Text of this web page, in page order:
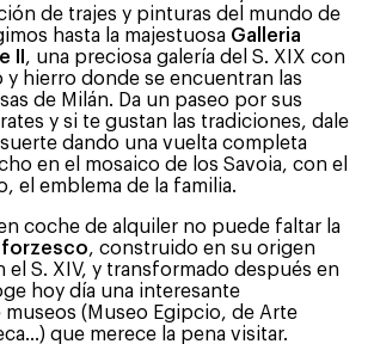
de trajes y pinturas del mundo de
hasta la majestuosa Galleria
II , una preciosa galería del S. XIX con
y hierro donde se encuentran las
de Milán. Da un paseo por sus
y si te gustan las tradiciones, dale
suerte dando una vuelta completa
en el mosaico de los Savoia, con el
el emblema de la familia.
coche de alquiler no puede faltar la
, construido en su origen
el S. XIV, y transformado después en
hoy día una interesante
(Museo Egipcio, de Arte
que merece la pena visitar.